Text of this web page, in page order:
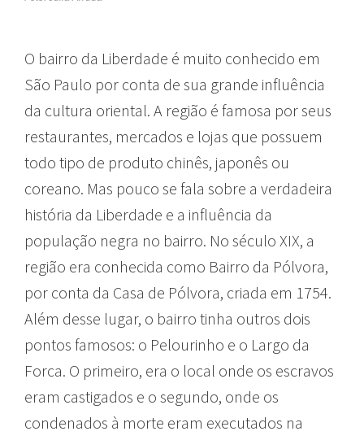
O bairro da Liberdade é muito conhecido em
São Paulo por conta de sua grande influência
da cultura oriental. A região é famosa por seus
restaurantes, mercados e lojas que possuem
todo tipo de produto chinês, japonês ou
coreano. Mas pouco se fala sobre a verdadeira
história da Liberdade e a influência da
população negra no bairro. No século XIX, a
região era conhecida como Bairro da Pólvora,
por conta da Casa de Pólvora, criada em 1754.
Além desse lugar, o bairro tinha outros dois
pontos famosos: o Pelourinho e o Largo da
Forca. O primeiro, era o local onde os escravos
eram castigados e o segundo, onde os
condenados à morte eram executados na